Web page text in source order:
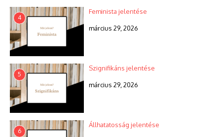
4
Feminista jelentése
március 29, 2026
5
Szignifikáns jelentése
március 29, 2026
6
Állhatatosság jelentése